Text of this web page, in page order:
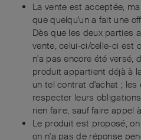
La vente est acceptée,
que quelqu'un a fait une
Dès que les deux parties
vente, celui-ci/celle-ci est
n'a pas encore été versé,
produit appartient déjà à
un tel contrat d'achat ; les
respecter leurs
rien faire, sauf faire appel
Le produit est proposé,
on n'a pas de réponse